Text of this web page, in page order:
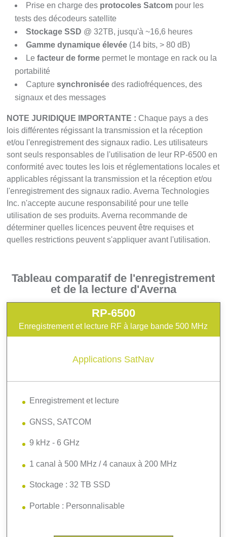
Prise en charge des protocoles Satcom pour les
tests des décodeurs satellite
Stockage SSD @ 32TB, jusqu'à ~16,6 heures
Gamme dynamique élevée (14 bits, > 80 dB)
Lefacteur de forme permet le montage en rack ou la
portabilité
Capturesynchronisée des radiofréquences, des
signaux et des messages
NOTE JURIDIQUE IMPORTANTE : Chaque pays a des
lois différentes régissant la transmission et la réception
et/ou l'enregistrement des signaux radio. Les utilisateurs
sont seuls responsables de l'utilisation de leur RP-6500 en
conformité avec toutes les lois et réglementations locales et
applicables régissant la transmission et la réception et/ou
l'enregistrement des signaux radio. Averna Technologies
Inc. n'accepte aucune responsabilité pour une telle
utilisation de ses produits. Averna recommande de
déterminer quelles licences peuvent être requises et
quelles restrictions peuvent s'appliquer avant l'utilisation.
Tableau comparatif de l'enregistrement
et de la lecture d'Averna
RP-6500
Enregistrement et lecture RF à large bande 500 MHz
Applications SatNav
Enregistrement et lecture
GNSS, SATCOM
9 kHz - 6 GHz
1 canal à 500 MHz / 4 canaux à 200 MHz
Stockage : 32 TB SSD
Portable : Personnalisable